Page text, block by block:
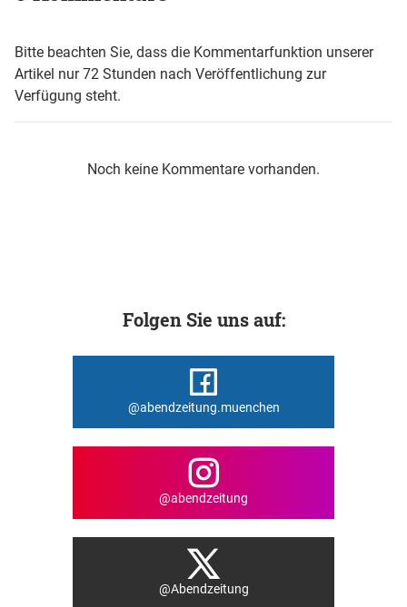
Bitte beachten Sie, dass die Kommentarfunktion unserer
Artikel nur 72 Stunden nach Veröffentlichung zur
Verfügung steht.
Noch keine Kommentare vorhanden.
Folgen Sie uns auf:
@abendzeitung.muenchen
@abendzeitung
@Abendzeitung